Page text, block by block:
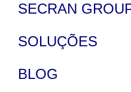
SECRAN
SOLUÇÕES
BLOG